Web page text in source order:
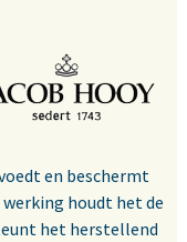
en beschermt
houdt het de
het herstellend